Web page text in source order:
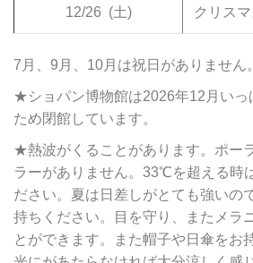
12/26 (土) クリスマ
7月、9月、10月は祝日がありません。
★ショパン博物館は2026年12月いっ
ため閉館しています。
★熱波がくることがあります。ポー
ラーがありません。33℃を超える時
ださい。夏は日差しがとても強いの
持ちください。目を守り、またメラ
とができます。また帽子や日傘をお